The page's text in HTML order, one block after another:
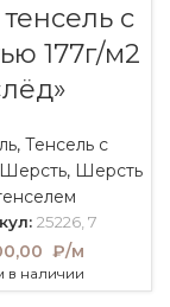
с
177г/м2
, Тенсель с
Шерсть, Шерсть
25226, 7
₽/м
в наличии